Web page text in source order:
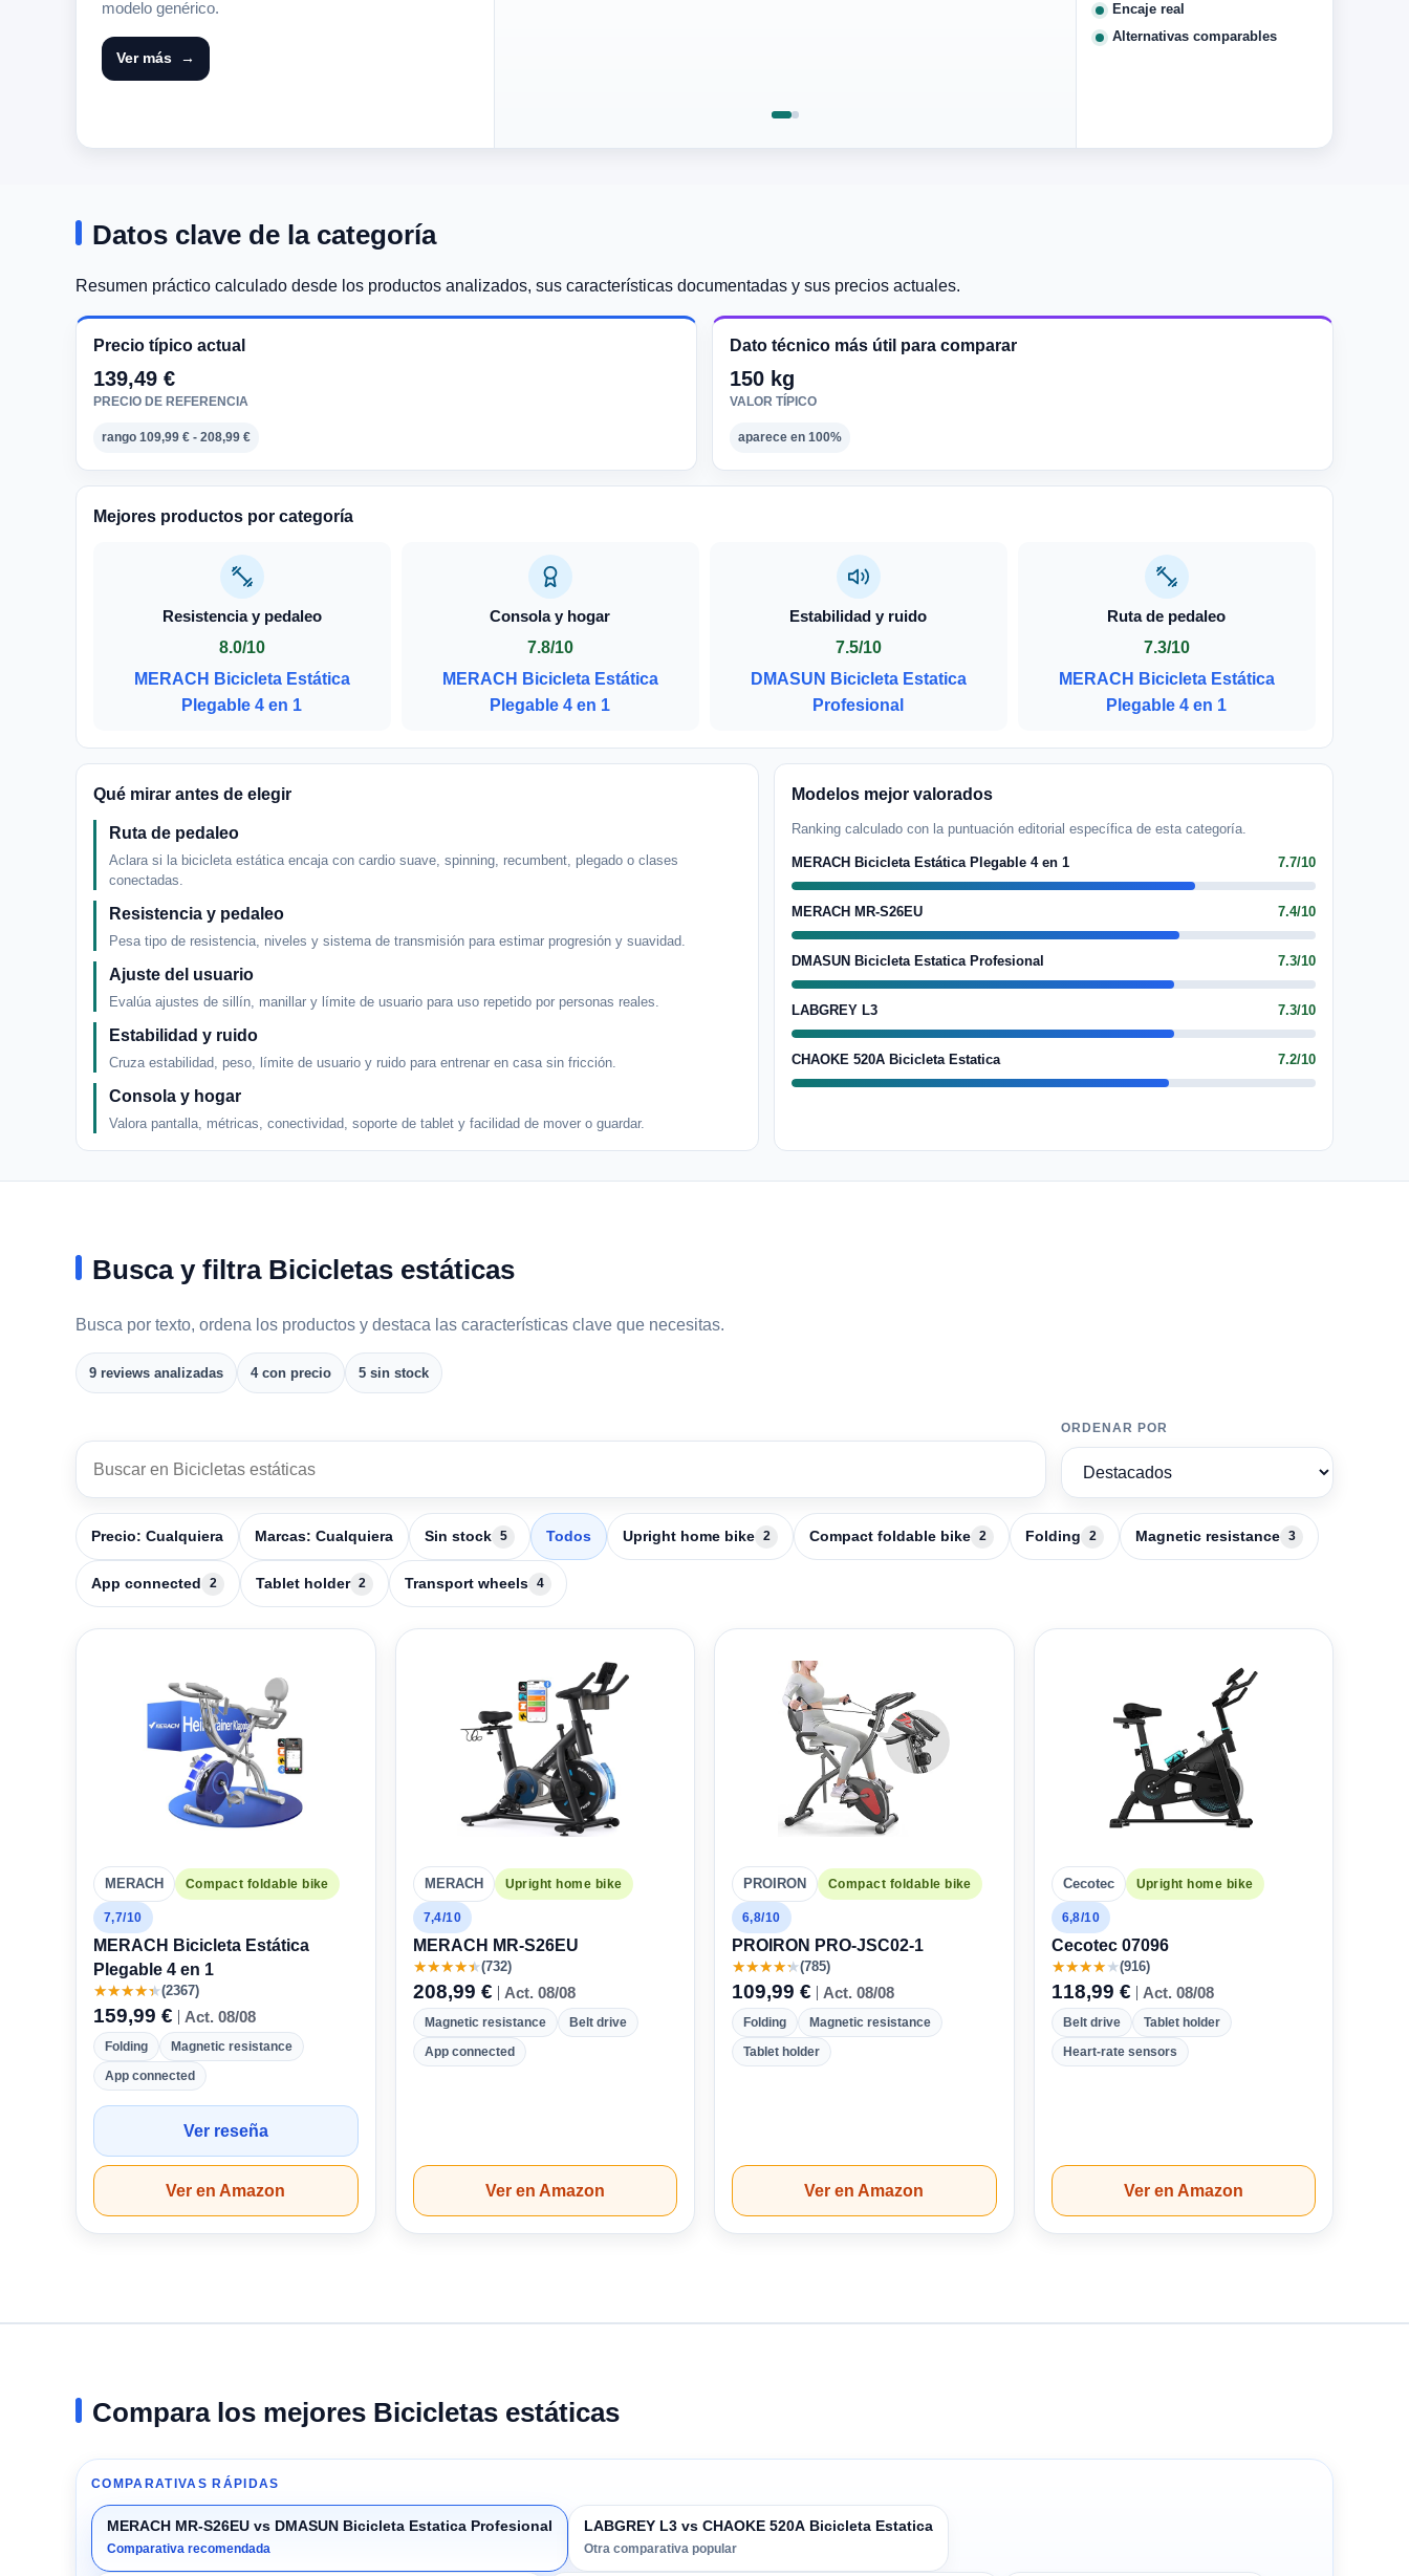
modelo genérico.
Ver más
Encaje real
Alternativas comparables
Datos clave de la categoría
Resumen práctico calculado desde los productos analizados, sus características documentadas y sus precios actuales.
Precio típico actual
139,49 €
PRECIO DE REFERENCIA
rango 109,99 € - 208,99 €
Dato técnico más útil para comparar
150 kg
VALOR TÍPICO
aparece en 100%
Mejores productos por categoría
Resistencia y pedaleo
8.0/10
MERACH Bicicleta Estática
Plegable 4 en 1
Consola y hogar
7.8/10
MERACH Bicicleta Estática
Plegable 4 en 1
Estabilidad y ruido
7.5/10
DMASUN Bicicleta Estatica
Profesional
Ruta de pedaleo
7.3/10
MERACH Bicicleta Estática
Plegable 4 en 1
Qué mirar antes de elegir
Ruta de pedaleo
Aclara si la bicicleta estática encaja con cardio suave, spinning, recumbent, plegado o clases
conectadas.
Resistencia y pedaleo
Pesa tipo de resistencia, niveles y sistema de transmisión para estimar progresión y suavidad.
Ajuste del usuario
Evalúa ajustes de sillín, manillar y límite de usuario para uso repetido por personas reales.
Estabilidad y ruido
Cruza estabilidad, peso, límite de usuario y ruido para entrenar en casa sin fricción.
Consola y hogar
Valora pantalla, métricas, conectividad, soporte de tablet y facilidad de mover o guardar.
Modelos mejor valorados
Ranking calculado con la puntuación editorial específica de esta categoría.
MERACH Bicicleta Estática Plegable 4 en 1 7.7/10
MERACH MR-S26EU 7.4/10
DMASUN Bicicleta Estatica Profesional 7.3/10
LABGREY L3 7.3/10
CHAOKE 520A Bicicleta Estatica 7.2/10
Busca y filtra Bicicletas estáticas
Busca por texto, ordena los productos y destaca las características clave que necesitas.
9 reviews analizadas 4 con precio 5 sin stock
Buscar en Bicicletas estáticas
ORDENAR POR
Precio: Cualquiera Marcas: Cualquiera Sin stock 5 Todos Upright home bike 2 Compact foldable bike 2 Folding 2 Magnetic resistance 3
App connected 2 Tablet holder 2 Transport wheels 4
MERACH Compact foldable bike
7,7/10
MERACH Bicicleta Estática
Plegable 4 en 1
★★★★★(2367)
159,99 € Act. 08/08
Folding
Magnetic resistance
App connected
Ver reseña
Ver en Amazon
MERACH Upright home bike
7,4/10
MERACH MR-S26EU
★★★★★(732)
208,99 € Act. 08/08
Magnetic resistance
Belt drive
App connected
Ver en Amazon
PROIRON Compact foldable bike
6,8/10
PROIRON PRO-JSC02-1
★★★★★(785)
109,99 € Act. 08/08
Folding
Magnetic resistance
Tablet holder
Ver en Amazon
Cecotec Upright home bike
6,8/10
Cecotec 07096
★★★★★(916)
118,99 € Act. 08/08
Belt drive
Tablet holder
Heart-rate sensors
Ver en Amazon
Compara los mejores Bicicletas estáticas
COMPARATIVAS RÁPIDAS
MERACH MR-S26EU vs DMASUN Bicicleta Estatica Profesional
Comparativa recomendada
LABGREY L3 vs CHAOKE 520A Bicicleta Estatica
Otra comparativa popular